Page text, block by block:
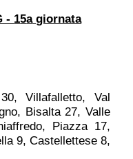
- 15agiornata
Villafalletto, Val
Bisalta 27, Valle
Piazza 17,
9, Castellettese 8,